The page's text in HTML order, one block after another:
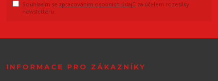
Souhlasím se zpracováním osobních údajů za účelem rozesílky
newsletteru.
INFORMACE PRO ZÁKAZNÍKY